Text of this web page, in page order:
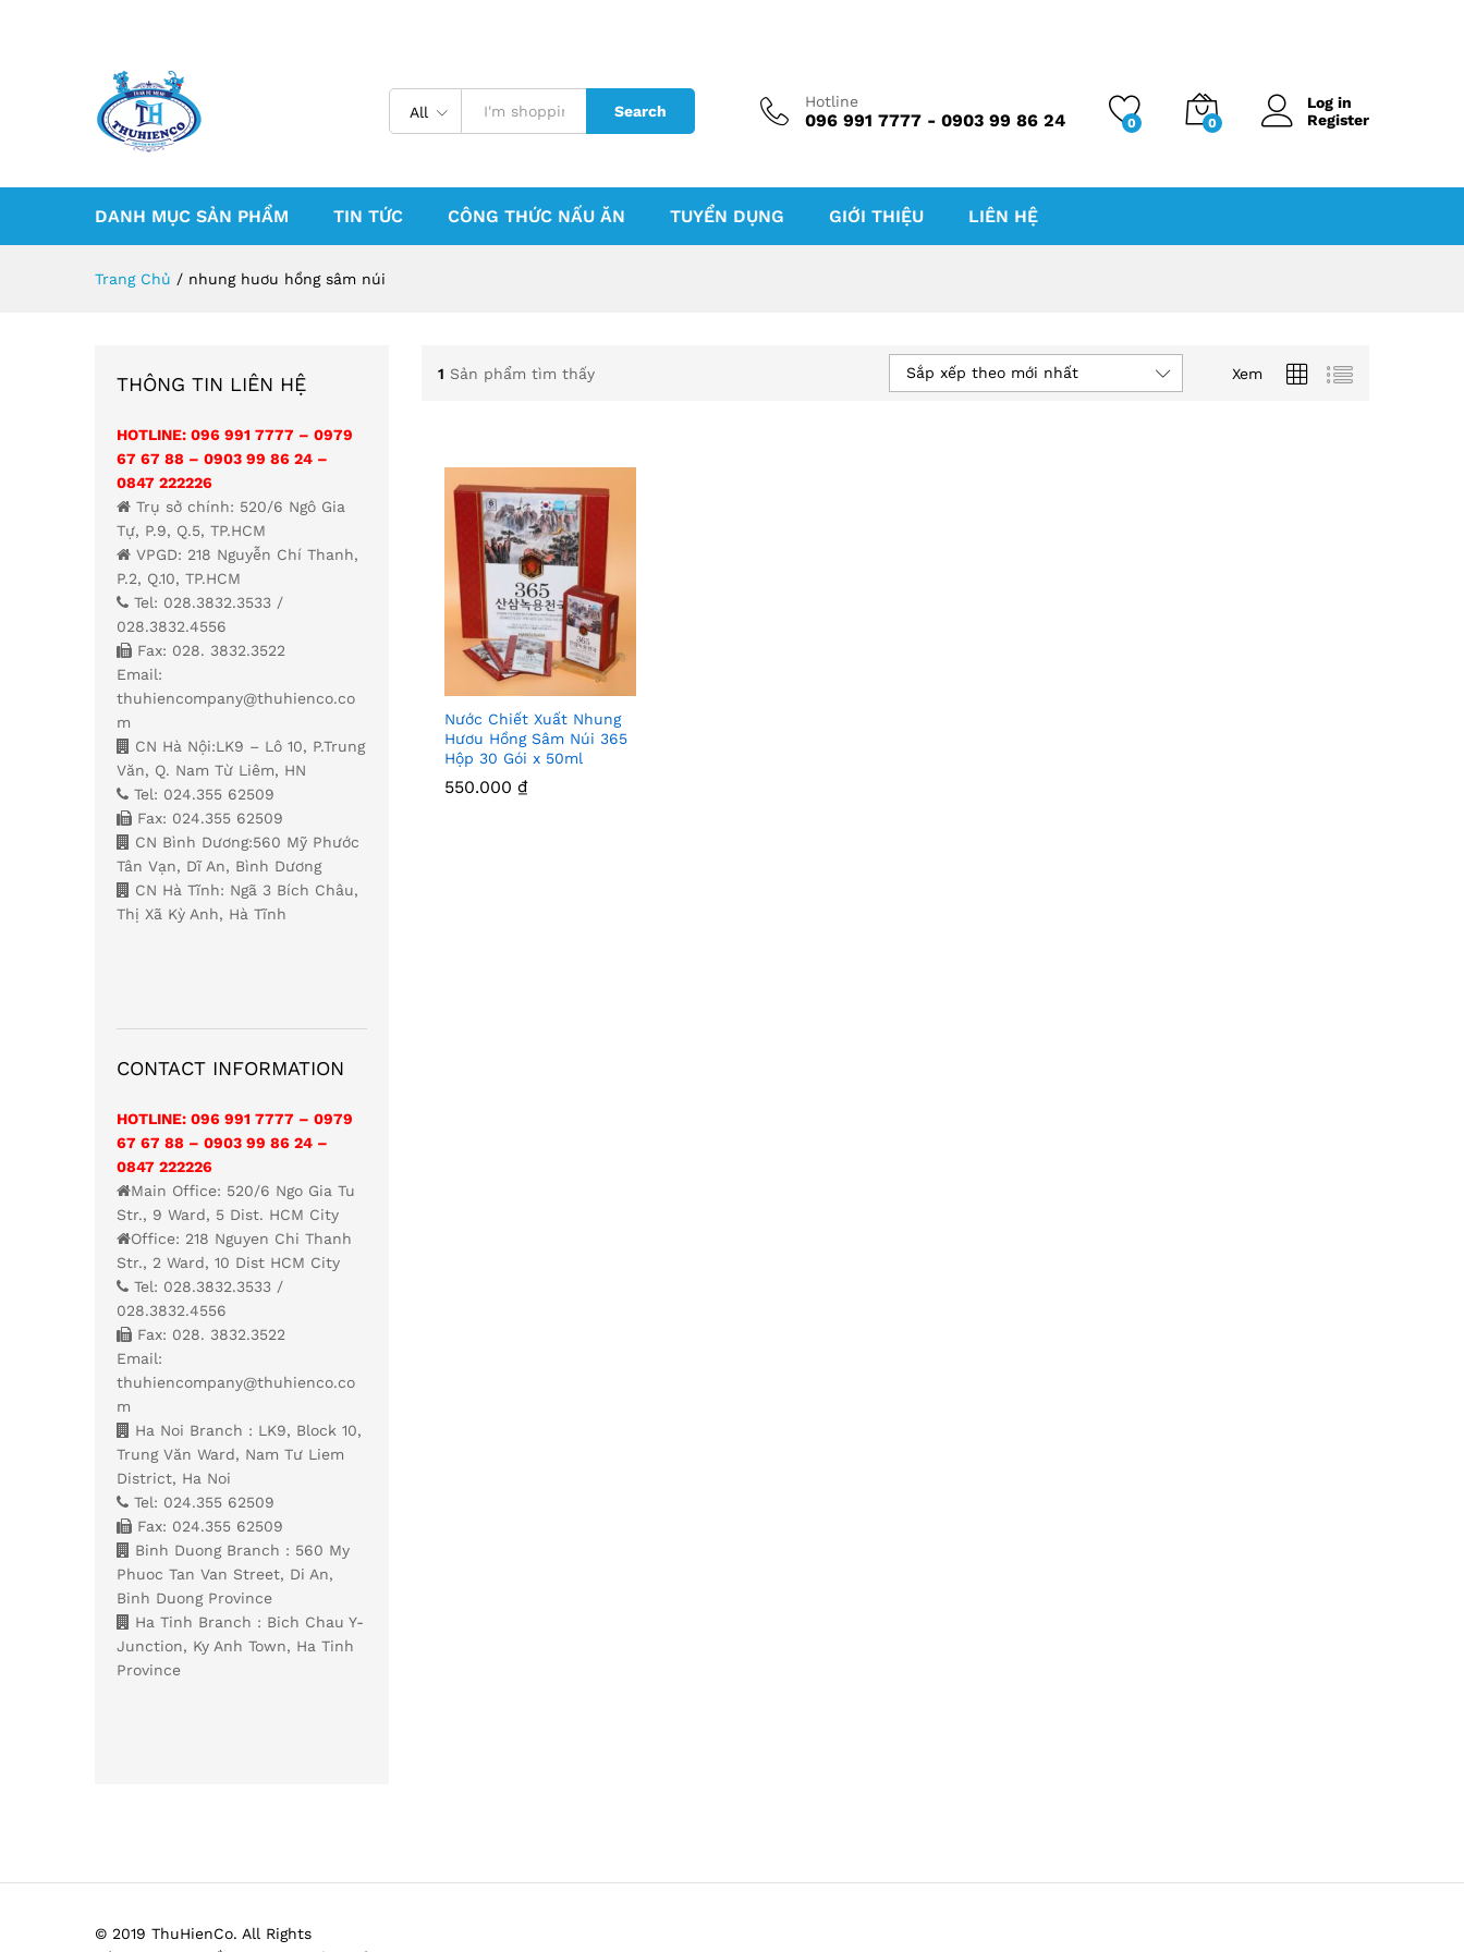
All Search
Hotline
096 991 7777 - 0903 99 86 24 0 0
Log in
Register
DANH MỤC SẢN PHẨM TIN TỨC CÔNG THỨC NẤU ĂN TUYỂN DỤNG GIỚI THIỆU LIÊN HỆ
Trang Chủ / nhung huơu hồng sâm núi
1 Sản phẩm tìm thấy Xem
Sắp xếp theo mới nhất
Thê
m
Nước Chiết Xuất Nhung
Hươu Hồng Sâm Núi 365
Hộp 30 Gói x 50ml
550.000 ₫
550.000 ₫
THÔNG TIN LIÊN HỆ
HOTLINE: 096 991 7777 – 0979
67 67 88 – 0903 99 86 24 –
0847 222226
Trụ sở chính: 520/6 Ngô Gia
Tự, P.9, Q.5, TP.HCM
VPGD: 218 Nguyễn Chí Thanh,
P.2, Q.10, TP.HCM
Tel: 028.3832.3533 /
028.3832.4556
Fax: 028. 3832.3522
Email:
thuhiencompany@thuhienco.co
m
CN Hà Nội:LK9 – Lô 10, P.Trung
Văn, Q. Nam Từ Liêm, HN
Tel: 024.355 62509
Fax: 024.355 62509
CN Bình Dương:560 Mỹ Phước
Tân Vạn, Dĩ An, Bình Dương
CN Hà Tĩnh: Ngã 3 Bích Châu,
Thị Xã Kỳ Anh, Hà Tĩnh
CONTACT INFORMATION
HOTLINE: 096 991 7777 – 0979
67 67 88 – 0903 99 86 24 –
0847 222226
Main Office: 520/6 Ngo Gia Tu
Str., 9 Ward, 5 Dist. HCM City
Office: 218 Nguyen Chi Thanh
Str., 2 Ward, 10 Dist HCM City
Tel: 028.3832.3533 /
028.3832.4556
Fax: 028. 3832.3522
Email:
thuhiencompany@thuhienco.co
m
Ha Noi Branch : LK9, Block 10,
Trung Văn Ward, Nam Tư Liem
District, Ha Noi
Tel: 024.355 62509
Fax: 024.355 62509
Binh Duong Branch : 560 My
Phuoc Tan Van Street, Di An,
Binh Duong Province
Ha Tinh Branch : Bich Chau Y-
Junction, Ky Anh Town, Ha Tinh
Province
© 2019 ThuHienCo. All Rights